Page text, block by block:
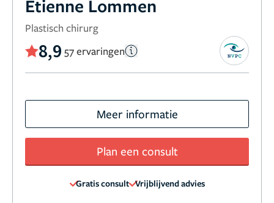
Etienne Lommen
Plastisch chirurg
8,9 57 ervaringen
Meer informatie
Plan een consult
Gratis consult Vrijblijvend advies